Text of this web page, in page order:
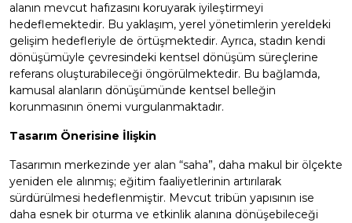
alanın mevcut hafızasını koruyarak iyileştirmeyi
hedeflemektedir. Bu yaklaşım, yerel yönetimlerin yereldeki
gelişim hedefleriyle de örtüşmektedir. Ayrıca, stadın kendi
dönüşümüyle çevresindeki kentsel dönüşüm süreçlerine
referans oluşturabileceği öngörülmektedir. Bu bağlamda,
kamusal alanların dönüşümünde kentsel belleğin
korunmasının önemi vurgulanmaktadır.
Tasarım Önerisine İlişkin
Tasarımın merkezinde yer alan “saha”, daha makul bir ölçekte
yeniden ele alınmış; eğitim faaliyetlerinin artırılarak
sürdürülmesi hedeflenmiştir. Mevcut tribün yapısının ise
daha esnek bir oturma ve etkinlik alanına dönüşebileceği